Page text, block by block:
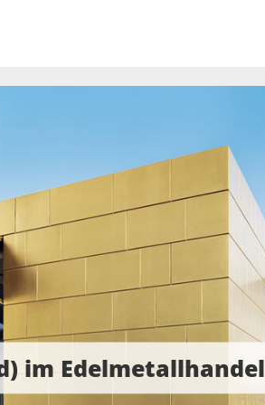
im Edelmetallhandel